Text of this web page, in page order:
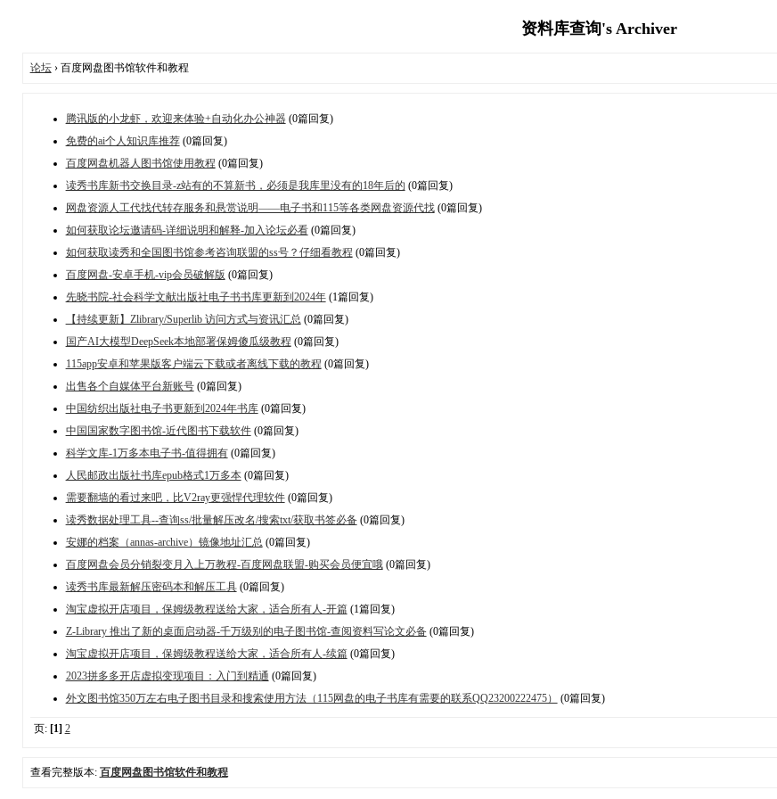
资料库查询's Archiver
论坛› 百度网盘图书馆软件和教程
腾讯版的小龙虾，欢迎来体验+自动化办公神器(0篇回复)
免费的ai个人知识库推荐(0篇回复)
百度网盘机器人图书馆使用教程 (0篇回复)
读秀书库新书交换目录-z站有的不算新书，必须是我库里没有的18年后的 (0篇回复)
网盘资源人工代找代转存服务和悬赏说明——电子书和115等各类网盘资源代找(0篇回复)
如何获取论坛邀请码-详细说明和解释-加入论坛必看(0篇回复)
如何获取读秀和全国图书馆参考咨询联盟的ss号？仔细看教程 (0篇回复)
百度网盘-安卓手机-vip会员破解版 (0篇回复)
先晓书院-社会科学文献出版社电子书书库更新到2024年(1篇回复)
【持续更新】Zlibrary/Superlib 访问方式与资讯汇总 (0篇回复)
国产AI大模型DeepSeek本地部署保姆傻瓜级教程 (0篇回复)
115app安卓和苹果版客户端云下载或者离线下载的教程 (0篇回复)
出售各个自媒体平台新账号(0篇回复)
中国纺织出版社电子书更新到2024年书库(0篇回复)
中国国家数字图书馆-近代图书下载软件(0篇回复)
科学文库-1万多本电子书-值得拥有(0篇回复)
人民邮政出版社书库epub格式1万多本(0篇回复)
需要翻墙的看过来吧，比V2ray更强悍代理软件(0篇回复)
读秀数据处理工具--查询ss/批量解压改名/搜索txt/获取书签必备(0篇回复)
安娜的档案（annas-archive）镜像地址汇总 (0篇回复)
百度网盘会员分销裂变月入上万教程-百度网盘联盟-购买会员便宜哦(0篇回复)
读秀书库最新解压密码本和解压工具(0篇回复)
淘宝虚拟开店项目，保姆级教程送给大家，适合所有人-开篇(1篇回复)
Z-Library 推出了新的桌面启动器-千万级别的电子图书馆-查阅资料写论文必备(0篇回复)
淘宝虚拟开店项目，保姆级教程送给大家，适合所有人-续篇(0篇回复)
2023拼多多开店虚拟变现项目：入门到精通 (0篇回复)
外文图书馆350万左右电子图书目录和搜索使用方法（115网盘的电子书库有需要的联系QQ23200222475）
(0篇回复)
页: [1] 2
查看完整版本: 百度网盘图书馆软件和教程